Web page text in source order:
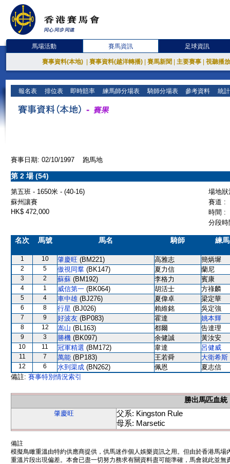
馬場活動 賽馬資訊 足球資訊
賽事資料(本地) 賽事資料(越洋轉播) 賽馬新聞 主要賽事 視聽播
報名表 排位表 即時賠率 練馬師分場表 騎師分場表 參考資料 統
賽事日期: 02/10/1997 跑馬地
第 2 場 (54)
第五班 - 1650米 - (40-16)
場地
蘇州讓賽
賽道 :
HK$ 472,000
時間 :
分段
名次 馬號 馬名 騎師 練
1 10 肇慶旺 (BM221) 高雅志 簡炳墀
2 5 傲視同羣 (BK147) 夏力信 蘭尼
3 2 蘇蘇 (BM192) 李格力 賓康
4 1 威信第一 (BK064) 胡活士 方祿麟
5 4 車中雄 (BJ276) 夏偉卓 梁定華
6 8 行星 (BJ026) 賴維銘 吳定強
7 9 好波友 (BP083) 霍達 姚本輝
8 12 嵩山 (BL163) 都爾 告達理
9 3 勝機 (BK097) 余健誠 黃汝安
10 11 冠軍精選 (BM172) 韋達 呂健威
11 7 萬能 (BP183) 王若舜 大衛希斯
12 6 水到渠成 (BN262) 佩恩
夏志信
備註: 賽事特別情況索引
勝出馬匹血統
肇慶旺
父系: Kingston Rule
母系: Marsetic
備註
模擬鳥瞰重溫由特約供應商提供，供馬迷作個人娛樂資訊之用。但由於香港馬
重溫片段出現偏差。本會已盡一切努力務求有關資料盡可能準確，馬會就此並